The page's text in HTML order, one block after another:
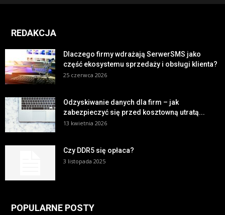
REDAKCJA
Dlaczego firmy wdrażają SerwerSMS jako
część ekosystemu sprzedaży i obsługi klienta?
25 czerwca 2026
Odzyskiwanie danych dla firm – jak
zabezpieczyć się przed kosztowną utratą...
13 kwietnia 2026
Czy DDR5 się opłaca?
3 listopada 2025
POPULARNE POSTY